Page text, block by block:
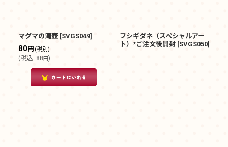
マグマの滝壺 [SVGS049]
80円 (税別)
(税込: 88円)
フシギダネ（スペシャルアー
ト）*ご注文後開封 [SVGS050]